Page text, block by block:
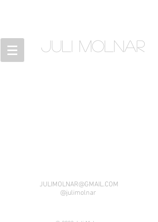
JULI MOLNAR
JULIMOLNAR@GMAIL.COM
@julimolnar